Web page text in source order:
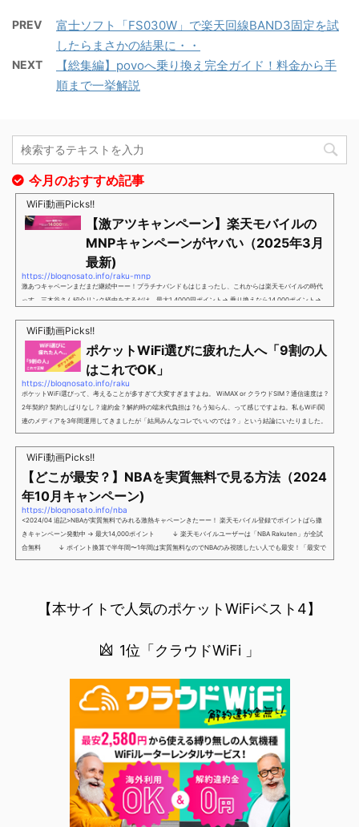
PREV
富士ソフト「FS030W」で楽天回線BAND3固定を試
したらまさかの結果に・・
NEXT
【総集編】povoへ乗り換え完全ガイド！料金から手
順まで一挙解説
今月のおすすめ記事
WiFi動画Picks!!
【激アツキャンペーン】楽天モバイルの
MNPキャンペーンがヤバい（2025年3月
最新)
https://blognosato.info/raku-mnp
激あつキャペーンまだまだ継続中ーー！プラチナバンドもはじまったし、これからは楽天モバイルの時代
っす。三木谷さん紹介リンク経由をするだけ。最大1,4000円ポイント→ 乗り換えなら14,000ポイント→
谷さんキャンペーン／2回線目以降でもOK再契約でもでもOK背水の陣の楽天モバイル。ついに「最後の賭
け」とも思えるポイントばら撒きキャンペーンを発動してきました。■キャンペーン概要三木谷社長の特
別招待ページから楽天モバイ...
WiFi動画Picks!!
ポケットWiFi選びに疲れた人へ「9割の人
はこれでOK」
https://blognosato.info/raku
ポケットWiFi選びって、考えることが多すぎて大変すぎますよね。 WiMAX or クラウドSIM ? 通信速度は ?
2年契約? 契約しばりなし ? 違約金 ? 解約時の端末代負担は ?もう知らん、って感じですよね。私もWiFi関
連のメディアを3年間運用してきましたが「結局みんなコレでいいのでは？」という結論にいたりました。
ということで、「ポケットWiFi選びに疲れた」「結局どれがいいのか分からない」と言う人向けに【最終
解】を用意しました。ポケットWiFiのヘビーユーザー視点で「90％の人はこれだけでいいやん」というも
のなので、「多...
WiFi動画Picks!!
【どこが最安？】NBAを実質無料で見る方法（2024
年10月キャンペーン)
https://blognosato.info/nba
<2024/04 追記>NBAが実質無料でみれる激熱キャペーンきたーー！ 楽天モバイル登録でポイントばら撒
きキャンペーン発動中 → 最大14,000ポイント ↓ 楽天モバイルユーザーは「NBA Rakuten」が全試
合無料 ↓ ポイント換算で半年間〜1年間は実質無料なのでNBAのみ視聴したい人でも最安！「最安で
NBAを見る方法」が「楽天モバイルを契約すること」というもはや意味不明な状況...楽天モバイルでNBAを
【本サイトで人気のポケットWiFiベスト4】
1位「クラウドWiFi 」